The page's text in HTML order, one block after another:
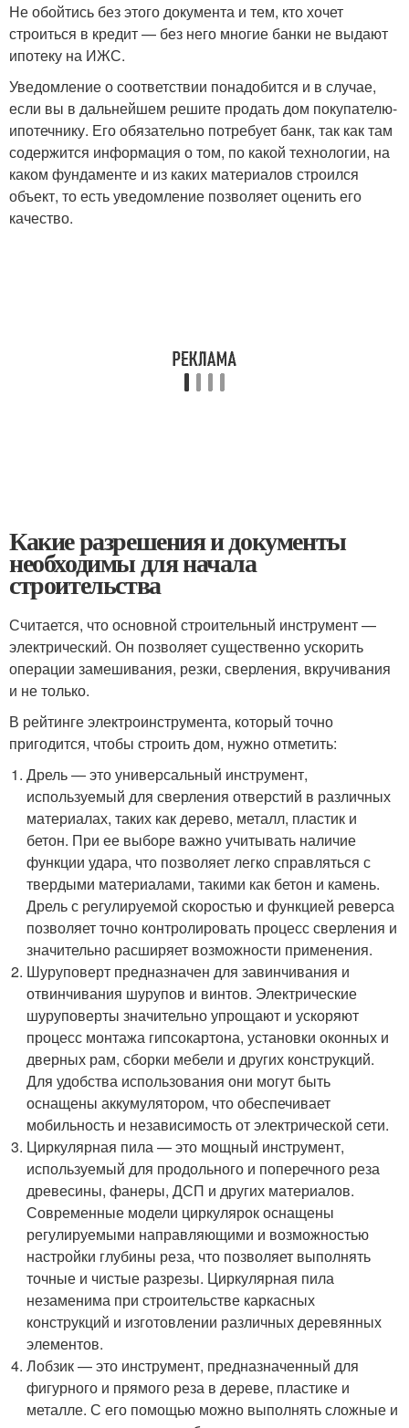
Не обойтись без этого документа и тем, кто хочет
строиться в кредит — без него многие банки не выдают
ипотеку на ИЖС.
Уведомление о соответствии понадобится и в случае,
если вы в дальнейшем решите продать дом покупателю-
ипотечнику. Его обязательно потребует банк, так как там
содержится информация о том, по какой технологии, на
каком фундаменте и из каких материалов строился
объект, то есть уведомление позволяет оценить его
качество.
Какие разрешения и документы
необходимы для начала
строительства
Считается, что основной строительный инструмент —
электрический. Он позволяет существенно ускорить
операции замешивания, резки, сверления, вкручивания
и не только.
В рейтинге электроинструмента, который точно
пригодится, чтобы строить дом, нужно отметить:
Дрель — это универсальный инструмент,
используемый для сверления отверстий в различных
материалах, таких как дерево, металл, пластик и
бетон. При ее выборе важно учитывать наличие
функции удара, что позволяет легко справляться с
твердыми материалами, такими как бетон и камень.
Дрель с регулируемой скоростью и функцией реверса
позволяет точно контролировать процесс сверления и
значительно расширяет возможности применения.
Шуруповерт предназначен для завинчивания и
отвинчивания шурупов и винтов. Электрические
шуруповерты значительно упрощают и ускоряют
процесс монтажа гипсокартона, установки оконных и
дверных рам, сборки мебели и других конструкций.
Для удобства использования они могут быть
оснащены аккумулятором, что обеспечивает
мобильность и независимость от электрической сети.
Циркулярная пила — это мощный инструмент,
используемый для продольного и поперечного реза
древесины, фанеры, ДСП и других материалов.
Современные модели циркулярок оснащены
регулируемыми направляющими и возможностью
настройки глубины реза, что позволяет выполнять
точные и чистые разрезы. Циркулярная пила
незаменима при строительстве каркасных
конструкций и изготовлении различных деревянных
элементов.
Лобзик — это инструмент, предназначенный для
фигурного и прямого реза в дереве, пластике и
металле. С его помощью можно выполнять сложные и